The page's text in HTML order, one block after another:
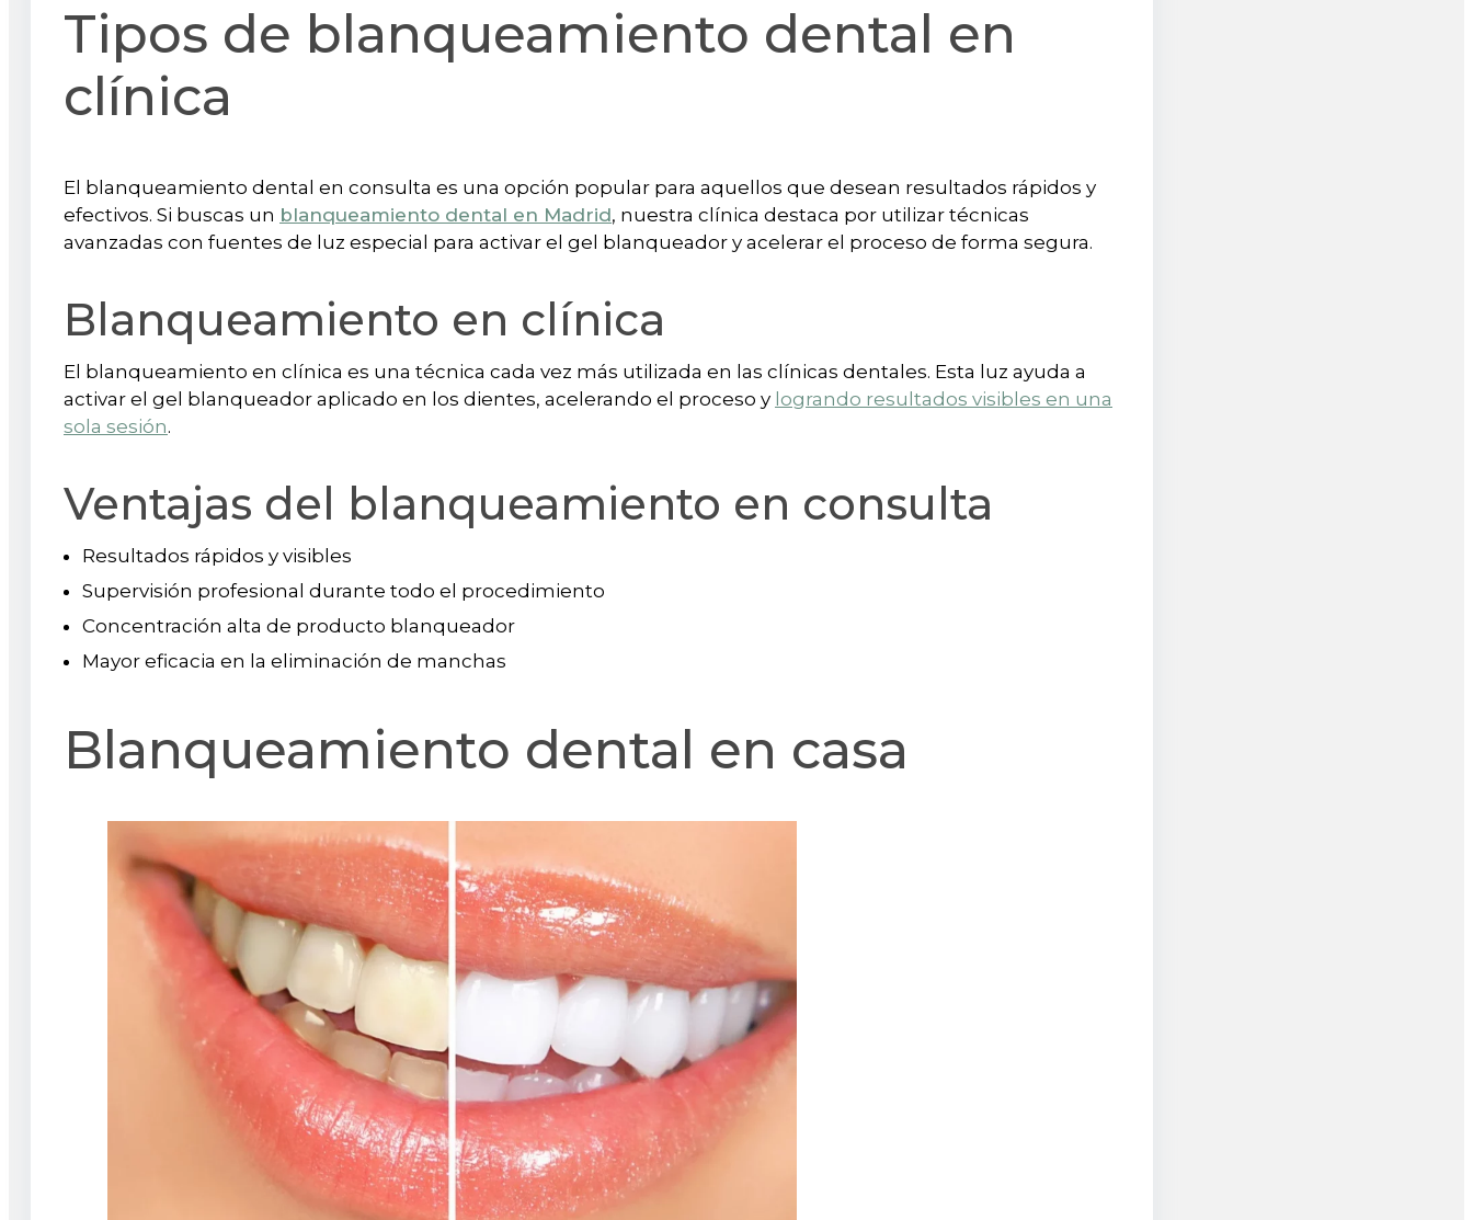
Tipos de blanqueamiento dental en
clínica
El blanqueamiento dental en consulta es una opción popular para aquellos que desean resultados rápidos y
efectivos. Si buscas un blanqueamiento dental en Madrid, nuestra clínica destaca por utilizar técnicas
avanzadas con fuentes de luz especial para activar el gel blanqueador y acelerar el proceso de forma segura.
Blanqueamiento en clínica
El blanqueamiento en clínica es una técnica cada vez más utilizada en las clínicas dentales. Esta luz ayuda a
activar el gel blanqueador aplicado en los dientes, acelerando el proceso y logrando resultados visibles en una
sola sesión.
Ventajas del blanqueamiento en consulta
Resultados rápidos y visibles
Supervisión profesional durante todo el procedimiento
Concentración alta de producto blanqueador
Mayor eficacia en la eliminación de manchas
Blanqueamiento dental en casa